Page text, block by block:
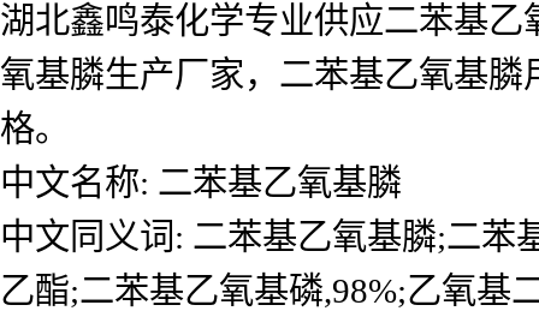
湖北鑫鸣泰化学专业供应二苯基
氧基膦生产厂家，二苯基乙氧基
格。
中文名称: 二苯基乙氧基膦
中文同义词: 二苯基乙氧基膦;二苯
乙酯;二苯基乙氧基磷,98%;乙氧基